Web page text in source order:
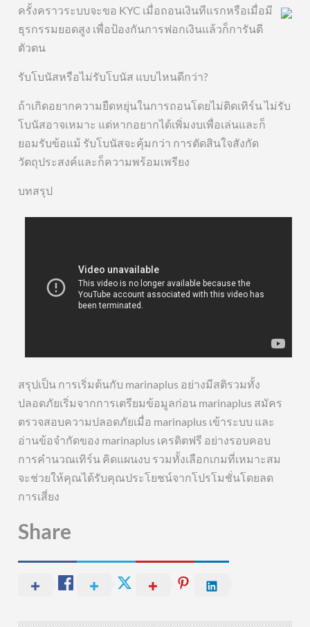
ครั้งคราวระบบจะขอ KYC เมื่อถอนเงินทีแรกหรือเมื่อมี
ธุรกรรมยอดสูง เพื่อป้องกันการฟอกเงินแล้วก็การันตี
ตัวตน
รับโบนัสหรือไม่รับโบนัส แบบไหนดีกว่า?
ถ้าเกิดอยากความยืดหยุ่นในการถอนโดยไม่ติดเทิร์น ไม่รับ
โบนัสอาจเหมาะ แต่หากอยากได้เพิ่มงบเพื่อเล่นและก็
ยอมรับข้อแม้ รับโบนัสจะคุ้มกว่า การตัดสินใจสังกัด
วัตถุประสงค์และก็ความพร้อมเพรียง
บทสรุป
สรุปเป็น การเริ่มต้นกับ marinaplus อย่างมีสติรวมทั้ง
ปลอดภัยเริ่มจากการเตรียมข้อมูลก่อน marinaplus สมัคร
ตรวจสอบความปลอดภัยเมื่อ marinaplus เข้าระบบ และ
อ่านข้อจำกัดของ marinaplus เครดิตฟรี อย่างรอบคอบ
การคำนวณเทิร์น คิดแผนงบ รวมทั้งเลือกเกมที่เหมาะสม
จะช่วยให้คุณได้รับคุณประโยชน์จากโปรโมชั่นโดยลด
การเสี่ยง
Share